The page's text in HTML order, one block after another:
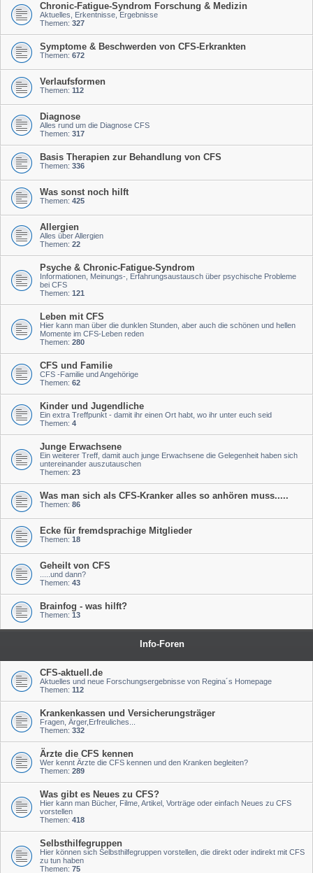
Chronic-Fatigue-Syndrom Forschung & Medizin
Aktuelles, Erkentnisse, Ergebnisse
Themen: 327
Symptome & Beschwerden von CFS-Erkrankten
Themen: 672
Verlaufsformen
Themen: 112
Diagnose
Alles rund um die Diagnose CFS
Themen: 317
Basis Therapien zur Behandlung von CFS
Themen: 336
Was sonst noch hilft
Themen: 425
Allergien
Alles über Allergien
Themen: 22
Psyche & Chronic-Fatigue-Syndrom
Informationen, Meinungs-, Erfahrungsaustausch über psychische Probleme
bei CFS
Themen: 121
Leben mit CFS
Hier kann man über die dunklen Stunden, aber auch die schönen und hellen
Momente im CFS-Leben reden
Themen: 280
CFS und Familie
CFS -Familie und Angehörige
Themen: 62
Kinder und Jugendliche
Ein extra Treffpunkt - damit ihr einen Ort habt, wo ihr unter euch seid
Themen: 4
Junge Erwachsene
Ein weiterer Treff, damit auch junge Erwachsene die Gelegenheit haben sich
untereinander auszutauschen
Themen: 23
Was man sich als CFS-Kranker alles so anhören muss.....
Themen: 86
Ecke für fremdsprachige Mitglieder
Themen: 18
Geheilt von CFS
.....und dann?
Themen: 43
Brainfog - was hilft?
Themen: 13
Info-Foren
CFS-aktuell.de
Aktuelles und neue Forschungsergebnisse von Regina´s Homepage
Themen: 112
Krankenkassen und Versicherungsträger
Fragen, Ärger,Erfreuliches...
Themen: 332
Ärzte die CFS kennen
Wer kennt Ärzte die CFS kennen und den Kranken begleiten?
Themen: 289
Was gibt es Neues zu CFS?
Hier kann man Bücher, Filme, Artikel, Vorträge oder einfach Neues zu CFS
vorstellen
Themen: 418
Selbsthilfegruppen
Hier können sich Selbsthilfegruppen vorstellen, die direkt oder indirekt mit CFS
zu tun haben
Themen: 75